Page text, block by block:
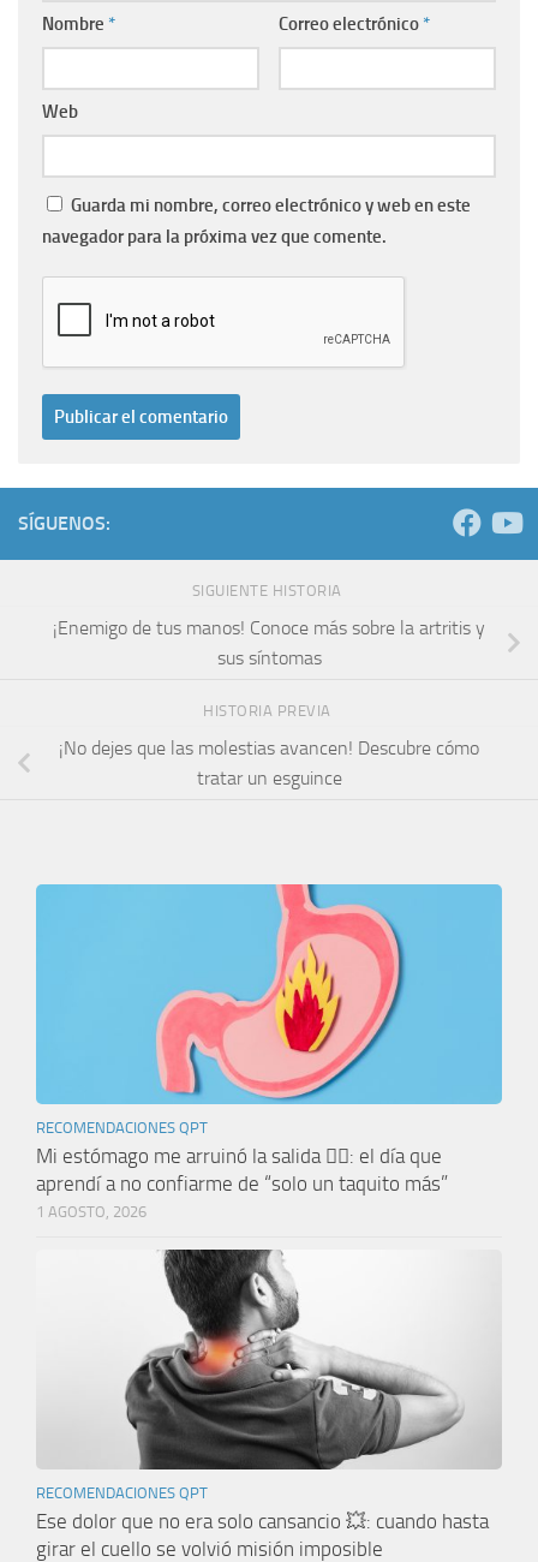
Nombre * Correo electrónico *
Web
Guarda mi nombre, correo electrónico y web en este
navegador para la próxima vez que comente.
SÍGUENOS:
SIGUIENTE HISTORIA
¡Enemigo de tus manos! Conoce más sobre la artritis y
sus síntomas
HISTORIA PREVIA
¡No dejes que las molestias avancen! Descubre cómo
tratar un esguince
RECOMENDACIONES QPT
Mi estómago me arruinó la salida 🤦‍♀️: el día que
aprendí a no confiarme de “solo un taquito más”
1 AGOSTO, 2026
RECOMENDACIONES QPT
Ese dolor que no era solo cansancio 💥: cuando hasta
girar el cuello se volvió misión imposible